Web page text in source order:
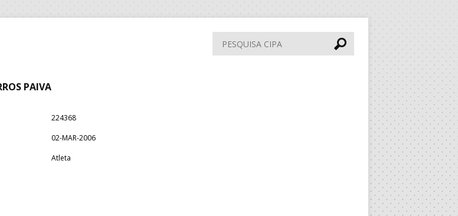
Pesquisa
CIPA
PAIVA
224368
02-MAR-2006
Atleta